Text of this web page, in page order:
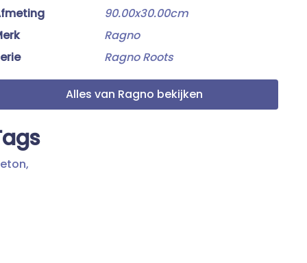
90.00x30.00cm
Ragno
Ragno Roots
Alles van Ragno bekijken